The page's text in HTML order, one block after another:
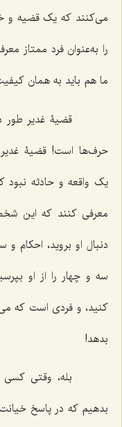
می‌کنند که یک قضیه و
را به‌عنوان فرد ممتاز
ما هم باید به همان
قضیۀ غدیر طور
حرف‌ها است! قضیۀ
یک واقعه و حادثه نبود
معرفی کنند که این
دنبال او بروید، احکام
سه و چهار را از او
کنید، و فردی است که
بدهد!
بله، وقتی کسی
بدهیم که در پاسخ